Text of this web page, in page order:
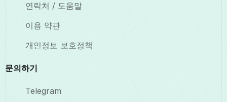
연락처 / 도움말
이용 약관
개인정보 보호정책
문의하기
Telegram